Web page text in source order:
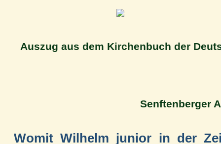
Auszug aus dem Kirchenbuch der
Senftenberger
Womit Wilhelm junior in der